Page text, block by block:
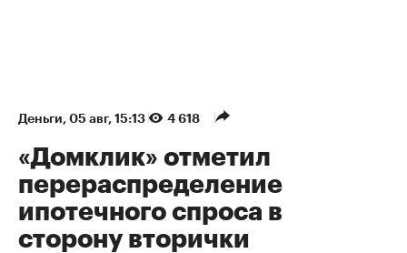
Деньги 05 авг, 15:13 4 618
«Домклик» отметил
перераспределение
ипотечного спроса в
сторону вторички